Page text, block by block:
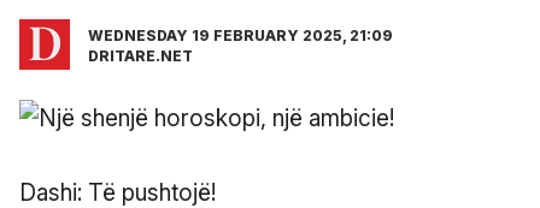
WEDNESDAY 19 FEBRUARY 2025, 21:09
DRITARE.NET
Dashi: Të pushtojë!